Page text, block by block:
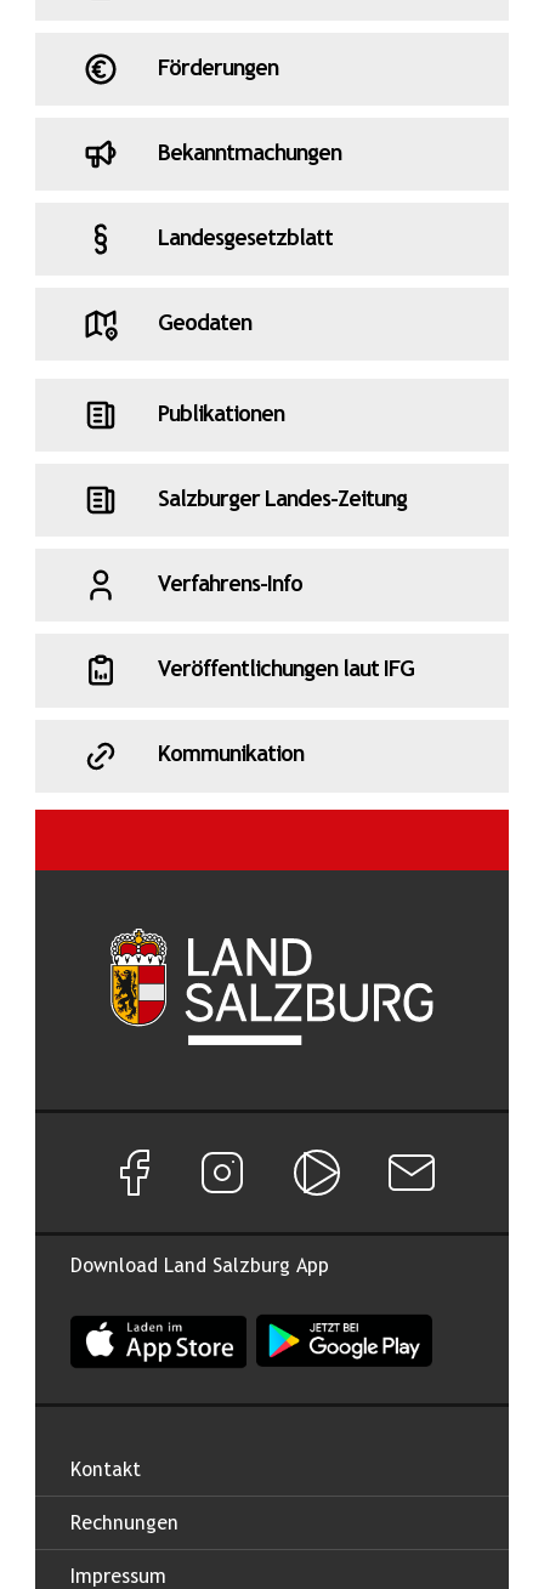
Förderungen
Bekanntmachungen
Landesgesetzblatt
Geodaten
Publikationen
Salzburger Landes-Zeitung
Verfahrens-Info
Veröffentlichungen laut IFG
Kommunikation
Download Land Salzburg App
App Land Salzburg im Apple App Store
App Land Salzburg im
Facebook Seite von Land Salzburg
Instagram Seite von Land Salzburg
Salzburg ONNewsletter
Kontakt
Rechnungen
Impressum